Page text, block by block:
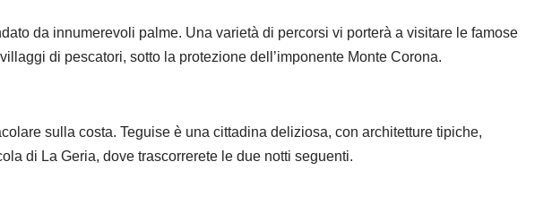
da innumerevoli palme. Una varietà di percorsi vi porterà a visitare le famose
di pescatori, sotto la protezione dell’imponente Monte Corona.
sulla costa. Teguise è una cittadina deliziosa, con architetture tipiche,
di La Geria, dove trascorrerete le due notti seguenti.